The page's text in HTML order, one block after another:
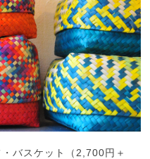
バスケット（2,700円＋